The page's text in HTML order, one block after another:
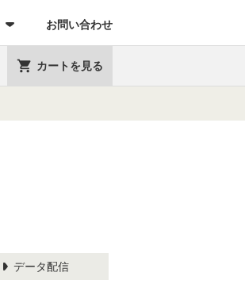
お問い合わせ
 カートを見る
データ配信